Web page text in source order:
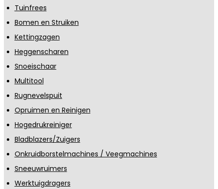
Tuinfrees
Bomen en Struiken
Kettingzagen
Heggenscharen
Snoeischaar
Multitool
Rugnevelspuit
Opruimen en Reinigen
Hogedrukreiniger
Bladblazers/Zuigers
Onkruidborstelmachines / Veegmachines
Sneeuwruimers
Werktuigdragers